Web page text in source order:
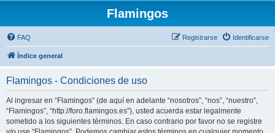
Flamingos
FAQ Identificarse
Registrarse
Índice general
Flamingos - Condiciones de uso
Al ingresar en “Flamingos” (de aquí en adelante “nosotros”, “nos”, “nuestro”,
“Flamingos”, “http://foro.flamingos.es”), usted acuerda estar legalmente
sometido a los siguientes términos. En caso contrario por favor no se registre